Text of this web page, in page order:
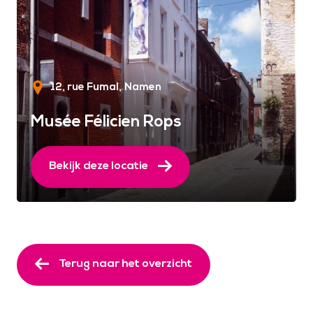
12, rue Fumal Namen
Musée Félicien Rops
Bekijk deze locatie
Terug naar het overzicht